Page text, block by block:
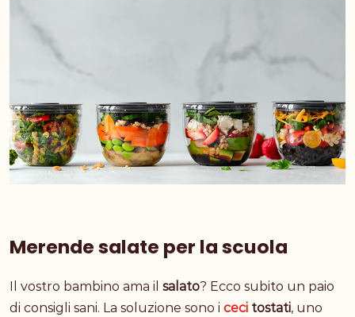
Merende salate per la scuola
Il vostro bambino ama il salato? Ecco subito un paio
di consigli sani. La soluzione sono i ceci tostati, uno